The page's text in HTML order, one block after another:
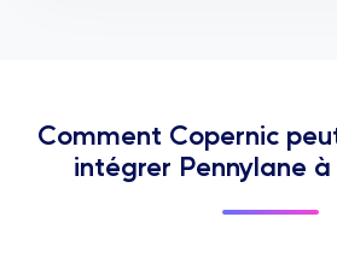
Comment Copernic
intégrer Pennylane